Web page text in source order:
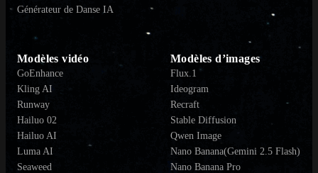
Générateur de Danse IA
Modèles vidéo
GoEnhance
Kling AI
Runway
Hailuo 02
Hailuo AI
Luma AI
Seaweed
Modèles d’images
Flux.1
Ideogram
Recraft
Stable Diffusion
Qwen Image
Nano Banana(Gemini 2.5 Flash)
Nano Banana Pro